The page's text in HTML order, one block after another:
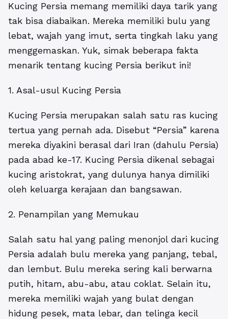
Kucing Persia memang memiliki daya tarik yang
tak bisa diabaikan. Mereka memiliki bulu yang
lebat, wajah yang imut, serta tingkah laku yang
menggemaskan. Yuk, simak beberapa fakta
menarik tentang kucing Persia berikut ini!
1. Asal-usul Kucing Persia
Kucing Persia merupakan salah satu ras kucing
tertua yang pernah ada. Disebut “Persia” karena
mereka diyakini berasal dari Iran (dahulu Persia)
pada abad ke-17. Kucing Persia dikenal sebagai
kucing aristokrat, yang dulunya hanya dimiliki
oleh keluarga kerajaan dan bangsawan.
2. Penampilan yang Memukau
Salah satu hal yang paling menonjol dari kucing
Persia adalah bulu mereka yang panjang, tebal,
dan lembut. Bulu mereka sering kali berwarna
putih, hitam, abu-abu, atau coklat. Selain itu,
mereka memiliki wajah yang bulat dengan
hidung pesek, mata lebar, dan telinga kecil